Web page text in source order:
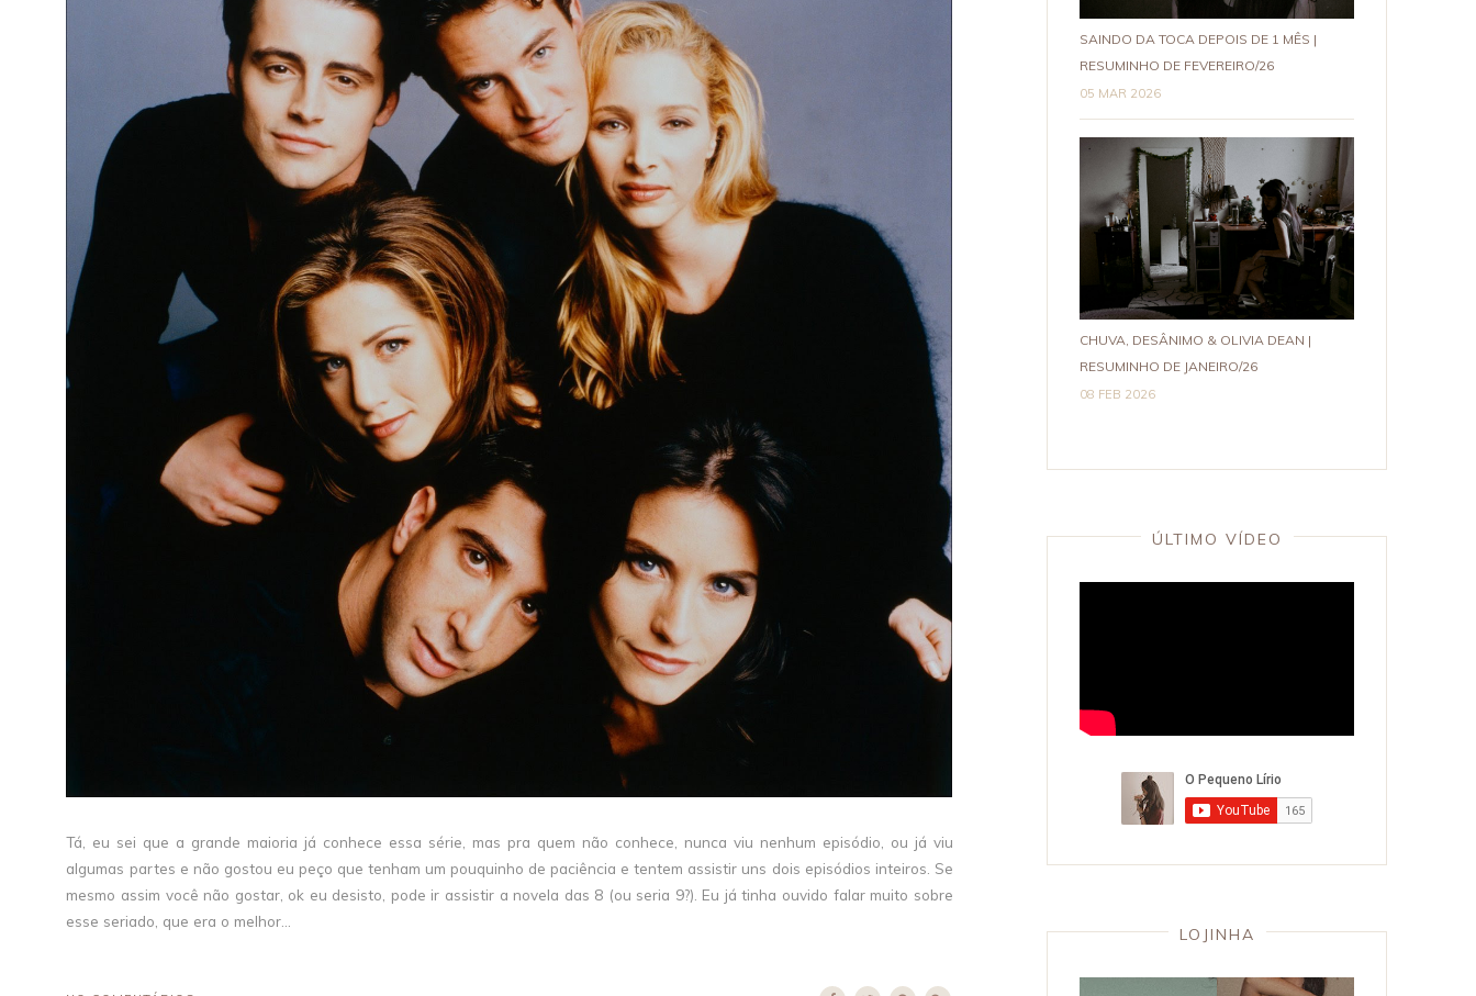
Tá, eu sei que a grande maioria já conhece essa série, mas pra quem não conhece, nunca viu nenhum episódio, ou já viu
algumas partes e não gostou eu peço que tenham um pouquinho de paciência e tentem assistir uns dois episódios inteiros. Se
mesmo assim você não gostar, ok eu desisto, pode ir assistir a novela das 8 (ou seria 9?). Eu já tinha ouvido falar muito sobre
esse seriado, que era o melhor...
SAINDO DA TOCA DEPOIS DE 1 MÊS |
RESUMINHO DE FEVEREIRO/26
05 MAR 2026
CHUVA, DESÂNIMO & OLIVIA DEAN |
RESUMINHO DE JANEIRO/26
08 FEB 2026
ÚLTIMO VÍDEO
LOJINHA